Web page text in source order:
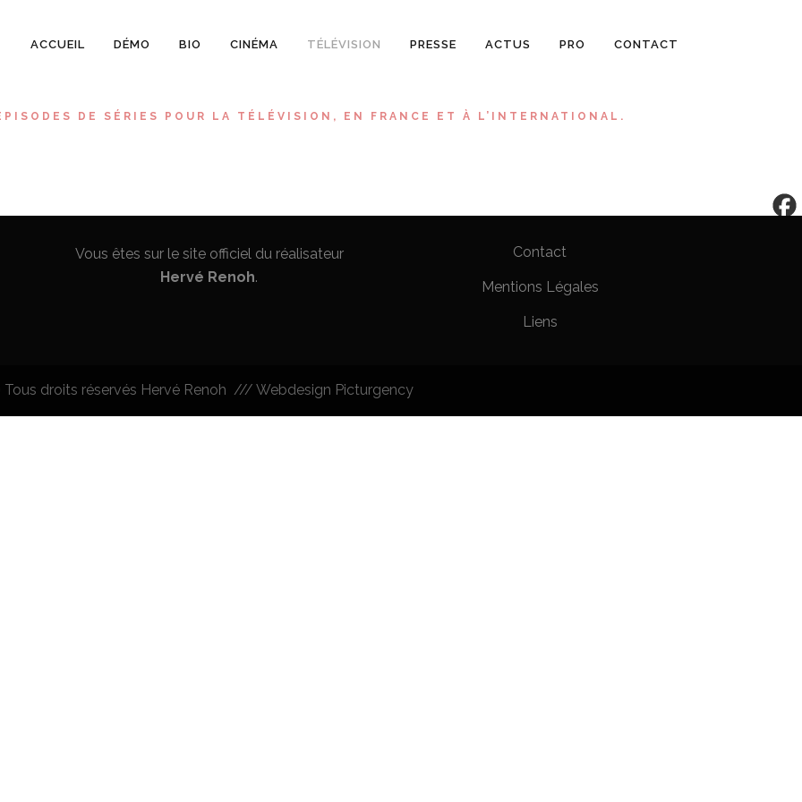
ACCUEIL DÉMO BIO CINÉMA TÉLÉVISION PRESSE ACTUS PRO CONTACT
DE SÉRIES POUR LA TÉLÉVISION, EN FRANCE ET À L’INTERNATIONAL.
Vous êtes sur le site officiel du réalisateur
Hervé Renoh.
Contact
Mentions Légales
Liens
Tous droits réservés Hervé Renoh /// Webdesign Picturgency